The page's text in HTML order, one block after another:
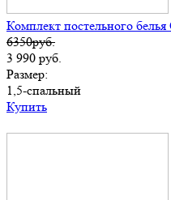
Комплект постельного
6350руб.
3 990 руб.
Размер:
1,5-спальный
Купить